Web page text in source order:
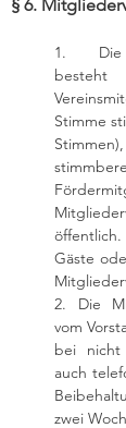
§ 6.
1. Die
Stimme
Gäste
2. Die
vom
bei nicht
auch
zwei